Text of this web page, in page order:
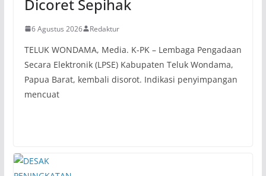
Dicoret Sepihak
6 Agustus 2026 Redaktur
TELUK WONDAMA, Media. K-PK – Lembaga Pengadaan
Secara Elektronik (LPSE) Kabupaten Teluk Wondama,
Papua Barat, kembali disorot. Indikasi penyimpangan
mencuat